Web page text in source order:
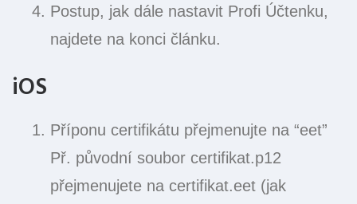
Postup, jak dále nastavit Profi Účtenku,
najdete na konci článku.
iOS
Příponu certifikátu přejmenujte na “eet”
Př. původní soubor certifikat.p12
přejmenujete na certifikat.eet (jak